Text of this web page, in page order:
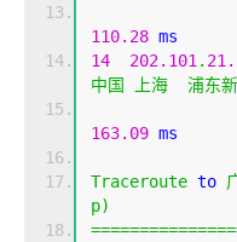
110.28 ms
14
202.101 .
中国
上海 浦东
163.09 ms
Traceroute to
p)